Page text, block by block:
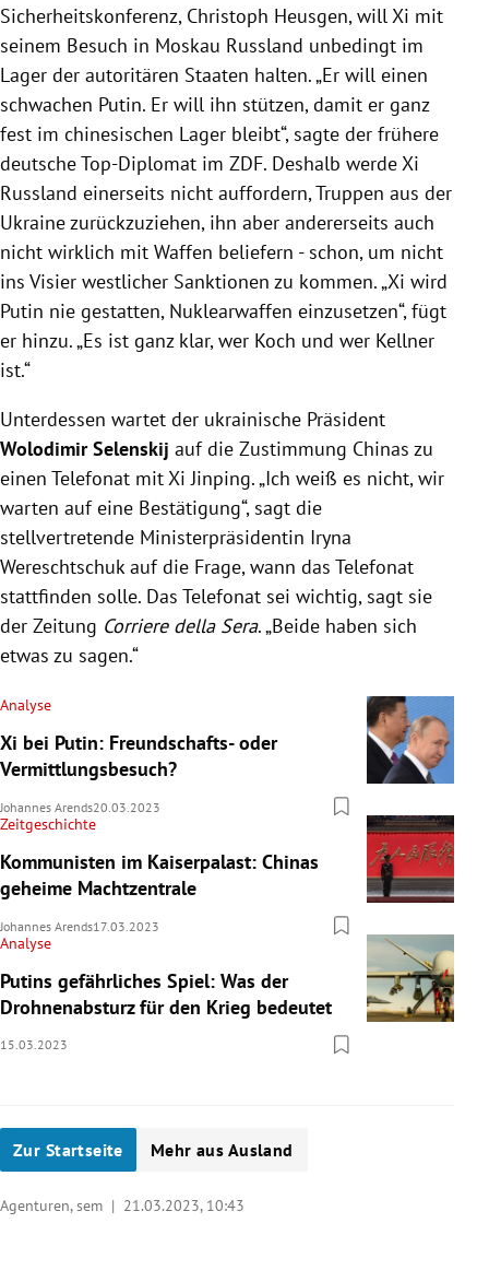
Sicherheitskonferenz, Christoph Heusgen, will Xi mit
seinem Besuch in Moskau Russland unbedingt im
Lager der autoritären Staaten halten. „Er will einen
schwachen Putin. Er will ihn stützen, damit er ganz
fest im chinesischen Lager bleibt“, sagte der frühere
deutsche Top-Diplomat im ZDF. Deshalb werde Xi
Russland einerseits nicht auffordern, Truppen aus der
Ukraine zurückzuziehen, ihn aber andererseits auch
nicht wirklich mit Waffen beliefern - schon, um nicht
ins Visier westlicher Sanktionen zu kommen. „Xi wird
Putin nie gestatten, Nuklearwaffen einzusetzen“, fügt
er hinzu. „Es ist ganz klar, wer Koch und wer Kellner
ist.“
Unterdessen wartet der ukrainische Präsident
Wolodimir Selenskij auf die Zustimmung Chinas zu
einen Telefonat mit Xi Jinping. „Ich weiß es nicht, wir
warten auf eine Bestätigung“, sagt die
stellvertretende Ministerpräsidentin Iryna
Wereschtschuk auf die Frage, wann das Telefonat
stattfinden solle. Das Telefonat sei wichtig, sagt sie
der Zeitung Corriere della Sera. „Beide haben sich
etwas zu sagen.“
Analyse
Xi bei Putin: Freundschafts- oder
Vermittlungsbesuch?
Johannes Arends20.03.2023
Zeitgeschichte
Kommunisten im Kaiserpalast: Chinas
geheime Machtzentrale
Johannes Arends17.03.2023
Analyse
Putins gefährliches Spiel: Was der
Drohnenabsturz für den Krieg bedeutet
15.03.2023
Zur Startseite Mehr aus Ausland
Agenturen, sem | 21.03.2023, 10:43